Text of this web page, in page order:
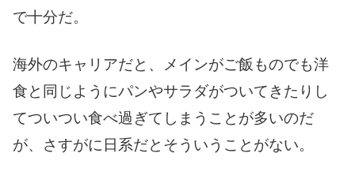
で十分だ。
海外のキャリアだと、メインがご飯ものでも洋
食と同じようにパンやサラダがついてきたりし
てついつい食べ過ぎてしまうことが多いのだ
が、さすがに日系だとそういうことがない。